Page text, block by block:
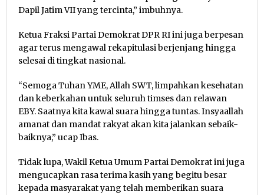
Dapil Jatim VII yang tercinta,” imbuhnya.
Ketua Fraksi Partai Demokrat DPR RI ini juga berpesan
agar terus mengawal rekapitulasi berjenjang hingga
selesai di tingkat nasional.
“Semoga Tuhan YME, Allah SWT, limpahkan kesehatan
dan keberkahan untuk seluruh timses dan relawan
EBY. Saatnya kita kawal suara hingga tuntas. Insyaallah
amanat dan mandat rakyat akan kita jalankan sebaik-
baiknya,” ucap Ibas.
Tidak lupa, Wakil Ketua Umum Partai Demokrat ini juga
mengucapkan rasa terima kasih yang begitu besar
kepada masyarakat yang telah memberikan suara